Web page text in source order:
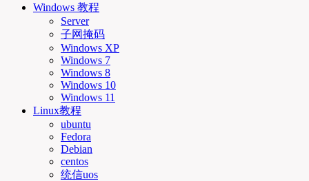
Windows 教程
Server
子网掩码
Windows XP
Windows 7
Windows 8
Windows 10
Windows 11
Linux教程
ubuntu
Fedora
Debian
centos
统信uos